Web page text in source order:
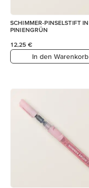
SCHIMMER-PINSELSTIFT IN
PINIENGRÜN
12,25 €
In den Warenkorb